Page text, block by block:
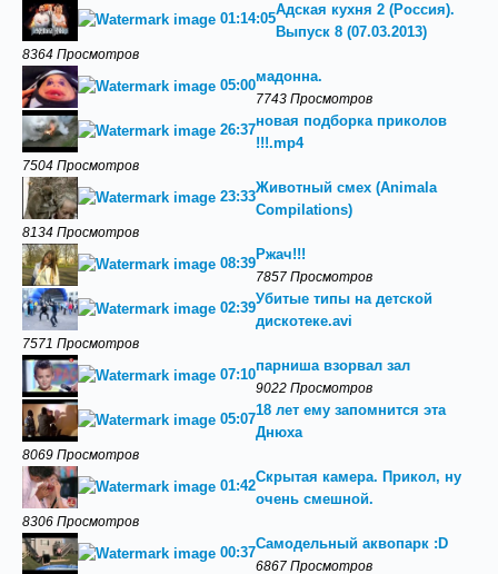
01:14:05
Адская кухня 2 (Россия).
Выпуск 8 (07.03.2013)
8364 Просмотров
05:00
мадонна.
7743 Просмотров
26:37
новая подборка приколов
!!!.mp4
7504 Просмотров
23:33
Животный смех (Animala
Compilations)
8134 Просмотров
08:39
Ржач!!!
7857 Просмотров
02:39
Убитые типы на детской
дискотеке.avi
7571 Просмотров
07:10
парниша взорвал зал
9022 Просмотров
05:07
18 лет ему запомнится эта
Днюха
8069 Просмотров
01:42
Скрытая камера. Прикол, ну
очень смешной.
8306 Просмотров
00:37
Самодельный аквопарк :D
6867 Просмотров